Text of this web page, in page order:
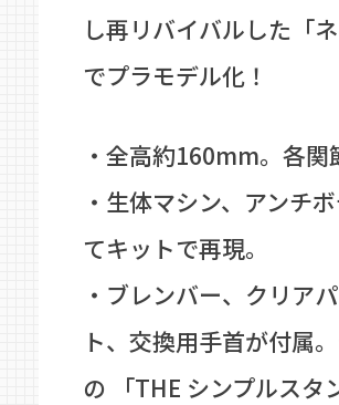
し再リバイバルした「
でプラモデル化！
・全高約160mm。各関
・生体マシン、アンチ
てキットで再現。
・ブレンバー、クリア
ト、交換用手首が付属
の 「THE シンプルスタ